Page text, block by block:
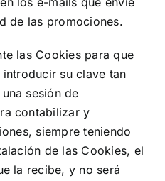
de las promociones.
las Cookies para que
su clave tan
sesión de
contabilizar y
siempre teniendo
de las Cookies, el
la recibe, y no será